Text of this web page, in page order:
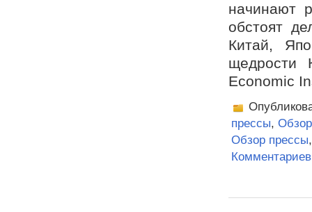
начинают
обстоят
Китай,
щедрости
Economic
прессы,
Обзор прессы